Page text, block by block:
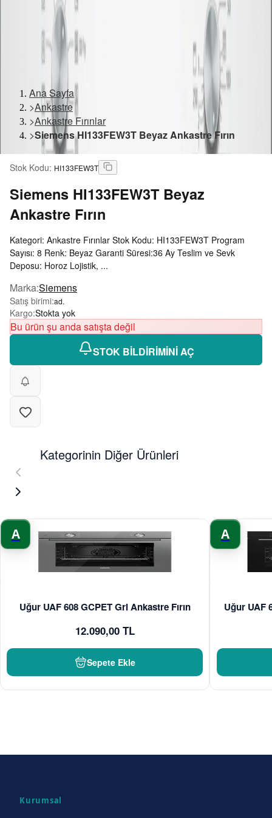
Ana Sayfa
>Ankastre
>Ankastre Fırınlar
>Siemens HI133FEW3T Beyaz Ankastre Fırın
Stok Kodu: HI133FEW3T
Siemens HI133FEW3T Beyaz
Ankastre Fırın
Kategori: Ankastre Fırınlar Stok Kodu: HI133FEW3T Program
Sayısı: 8 Renk: Beyaz Garanti Süresi:36 Ay Teslim ve Sevk
Deposu: Horoz Lojistik, ...
Marka:Siemens
Satış birimi:ad.
Kargo:Stokta yok
Bu ürün şu anda satışta değil
STOK BİLDİRİMİNİ AÇ
Kategorinin Diğer Ürünleri
A
Uğur UAF 608 GCPET Gri Ankastre Fırın
12.090,00 TL
Sepete Ekle
A
Uğur UAF
Kurumsal